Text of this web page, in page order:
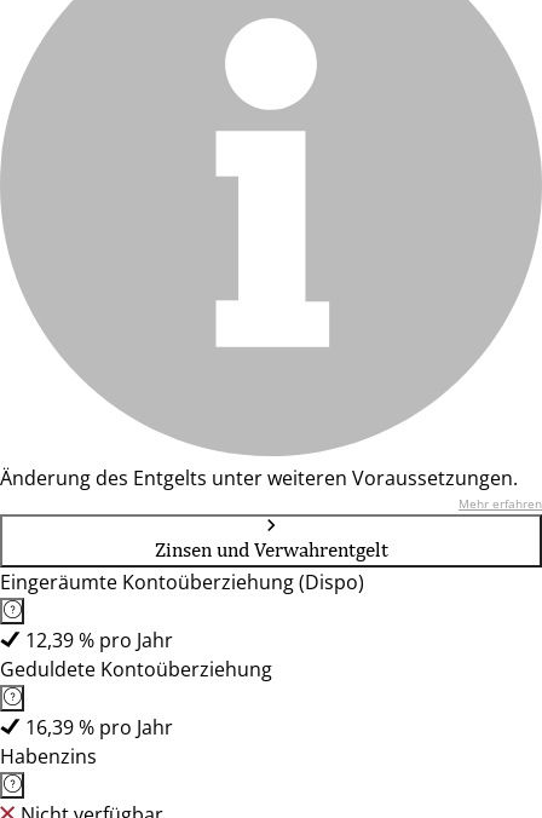
Änderung des Entgelts unter weiteren Voraussetzungen.
Mehr erfahren
Zinsen und Verwahrentgelt
Eingeräumte Kontoüberziehung (Dispo)
12,39 % pro Jahr
Geduldete Kontoüberziehung
16,39 % pro Jahr
Habenzins